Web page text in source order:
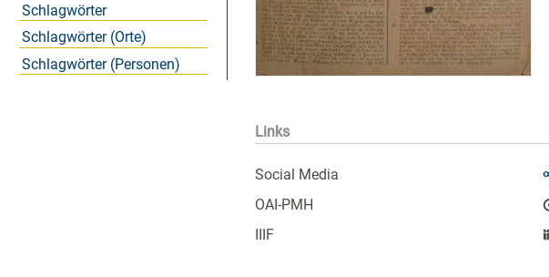
Schlagwörter
Schlagwörter (Orte)
Schlagwörter (Personen)
Links
Social Media
OAI-PMH
IIIF